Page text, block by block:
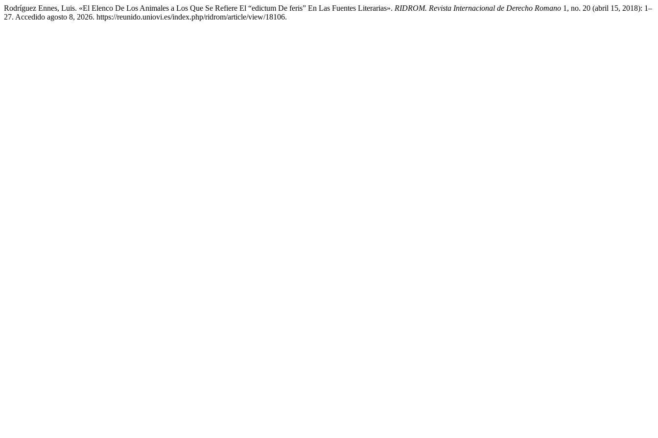
Rodríguez Ennes, Luis. «El Elenco De Los Animales a Los Que Se Refiere El “edictum De feris” En Las Fuentes Literarias». RIDROM. Revista Internacional de Derecho Romano 1, no. 20 (abril 15, 2018): 1–
27. Accedido agosto 8, 2026. https://reunido.uniovi.es/index.php/ridrom/article/view/18106.